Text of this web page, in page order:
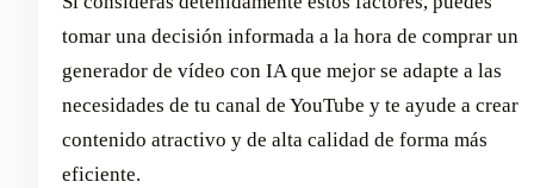
tomar una decisión informada a la hora de comprar un
generador de vídeo con IA que mejor se adapte a las
necesidades de tu canal de YouTube y te ayude a crear
contenido atractivo y de alta calidad de forma más
eficiente.